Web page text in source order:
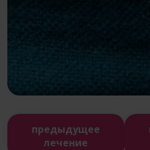
предыдущее
лечение